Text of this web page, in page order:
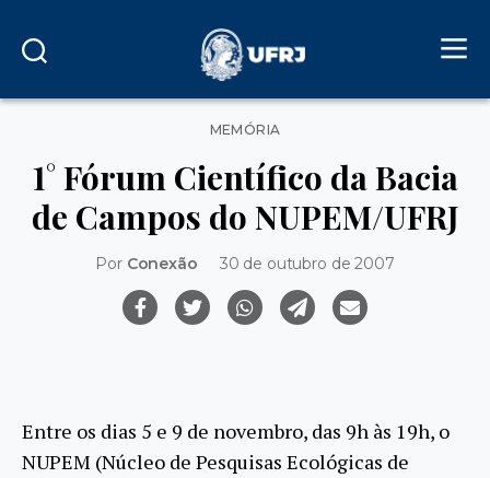
Categorias
MEMÓRIA
1° Fórum Científico da Bacia
de Campos do NUPEM/UFRJ
Por Conexão 30 de outubro de 2007
Entre os dias 5 e 9 de novembro, das 9h às 19h, o
NUPEM (Núcleo de Pesquisas Ecológicas de